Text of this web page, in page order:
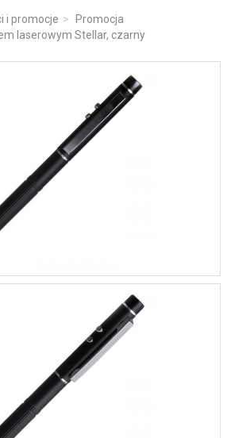
i promocje
Promocja
laserowym Stellar, czarny